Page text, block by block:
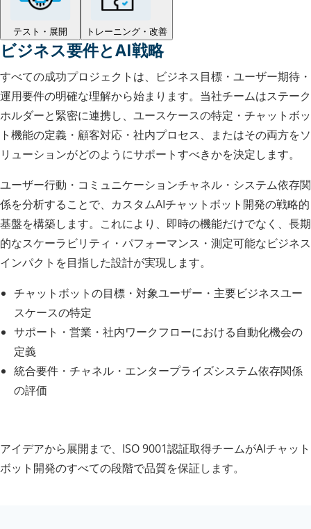
テスト・展開 トレーニング・改善
ビジネス要件とAI戦略
すべての成功プロジェクトは、ビジネス目標・ユーザー期待・
運用要件の明確な理解から始まります。当社チームはステーク
ホルダーと緊密に連携し、ユースケースの特定・チャットボッ
ト機能の定義・顧客対応・社内プロセス、またはその両方をソ
リューションがどのようにサポートすべきかを決定します。
ユーザー行動・コミュニケーションチャネル・システム依存関
係を分析することで、カスタムAIチャットボット開発の戦略的
基盤を構築します。これにより、即時の機能だけでなく、長期
的なスケーラビリティ・パフォーマンス・測定可能なビジネス
インパクトを目指した設計が実現します。
チャットボットの目標・対象ユーザー・主要ビジネスユー
スケースの特定
サポート・営業・社内ワークフローにおける自動化機会の
定義
統合要件・チャネル・エンタープライズシステム依存関係
の評価
アイデアから展開まで、ISO 9001認証取得チームがAIチャット
ボット開発のすべての段階で品質を保証します。